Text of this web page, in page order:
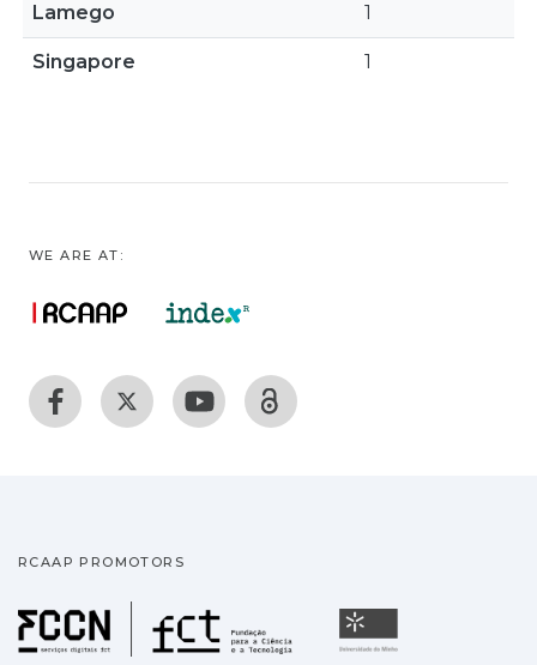
Lamego 1
Singapore 1
WE ARE AT:
RCAAP PROMOTORS
Fundação para a